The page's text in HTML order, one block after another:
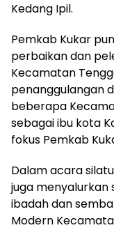
Kedang Ipil.
Pemkab Kukar
perbaikan dan
Kecamatan
penanggulangan
beberapa
sebagai ibu kota
fokus Pemkab
Dalam acara
juga
ibadah dan
Modern